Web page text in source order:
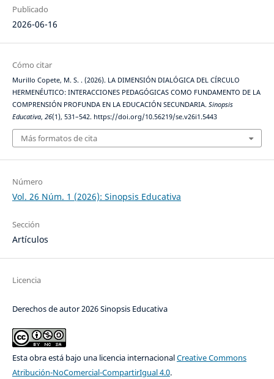
Publicado
2026-06-16
Cómo citar
Murillo Copete, M. S. . (2026). LA DIMENSIÓN DIALÓGICA DEL CÍRCULO
HERMENÉUTICO: INTERACCIONES PEDAGÓGICAS COMO FUNDAMENTO DE LA
COMPRENSIÓN PROFUNDA EN LA EDUCACIÓN SECUNDARIA. Sinopsis
Educativa, 26(1), 531–542. https://doi.org/10.56219/se.v26i1.5443
Más formatos de cita
Número
Vol. 26 Núm. 1 (2026): Sinopsis Educativa
Sección
Artículos
Licencia
Derechos de autor 2026 Sinopsis Educativa
Esta obra está bajo una licencia internacionalCreative Commons
Atribución-NoComercial-CompartirIgual 4.0.